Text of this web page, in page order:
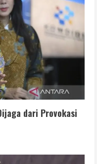
dari Provokasi